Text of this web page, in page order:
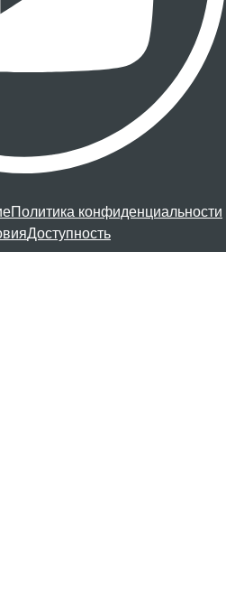
Политика конфиденциальности
Доступность